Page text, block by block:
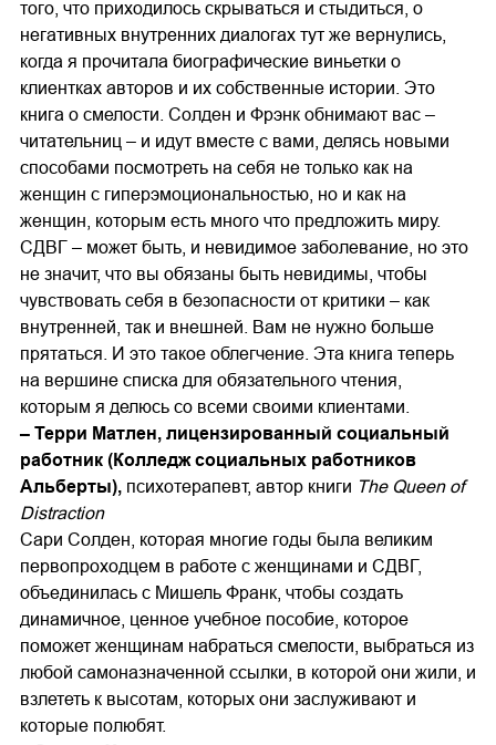
того, что приходилось скрываться и стыдиться, о
негативных внутренних диалогах тут же вернулись,
когда я прочитала биографические виньетки о
клиентках авторов и их собственные истории. Это
книга о смелости. Солден и Фрэнк обнимают вас –
читательниц – и идут вместе с вами, делясь новыми
способами посмотреть на себя не только как на
женщин с гиперэмоциональностью, но и как на
женщин, которым есть много что предложить миру.
СДВГ – может быть, и невидимое заболевание, но это
не значит, что вы обязаны быть невидимы, чтобы
чувствовать себя в безопасности от критики – как
внутренней, так и внешней. Вам не нужно больше
прятаться. И это такое облегчение. Эта книга теперь
на вершине списка для обязательного чтения,
которым я делюсь со всеми своими клиентами.
– Терри Матлен, лицензированный социальный
работник (Колледж социальных работников
Альберты), психотерапевт, автор книги The Queen of
Distraction
Сари Солден, которая многие годы была великим
первопроходцем в работе с женщинами и СДВГ,
объединилась с Мишель Франк, чтобы создать
динамичное, ценное учебное пособие, которое
поможет женщинам набраться смелости, выбраться из
любой самоназначенной ссылки, в которой они жили, и
взлететь к высотам, которых они заслуживают и
которые полюбят.